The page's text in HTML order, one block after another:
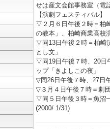
せは産文会館事務室（
【演劇フェスティバル】
▽２月６日午後２時＝柏
の教本」、柏崎商業高校
▽同13日午後２時＝柏崎
とし文」
▽同19日午後７時、20日
ップ「きよしこの夜」
▽同26日午後７時、27日
▽３月４日午後７時＝劇
▽同５日午後３時＝魚沼
(2000/ 1/31)